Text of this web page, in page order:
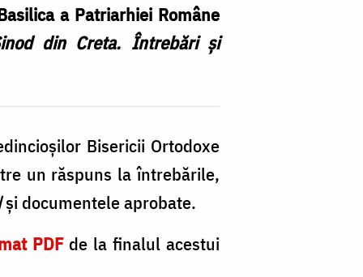
a Patriarhiei Române
din Creta. Întrebări și
Bisericii Ortodoxe
un răspuns la întrebările,
și documentele aprobate.
PDFde la finalul acestui